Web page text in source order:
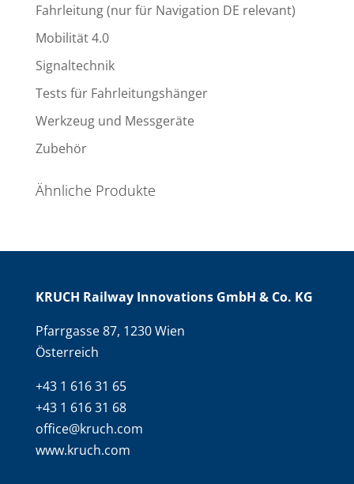
Fahrleitung (nur für Navigation DE relevant)
Mobilität 4.0
Signaltechnik
Tests für Fahrleitungshänger
Werkzeug und Messgeräte
Zubehör
Ähnliche Produkte
KRUCH Railway Innovations GmbH & Co. KG
Pfarrgasse 87, 1230 Wien
Österreich
+43 1 616 31 65
+43 1 616 31 68
office@kruch.com
www.kruch.com